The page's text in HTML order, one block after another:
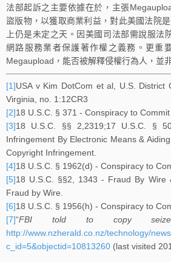
法部起訴之主要依據在於，主張
盜版物，以獲取商業利益，對此美國法院
上仍是未定之天。因美國司法部需說服法
網路服務業者保護著作權之義務。更重
Megaupload，能否被解釋侵權行為人，並
[1]USA v Kim DotCom et al, U.S. District
Virginia, no. 1:12CR3
[2]18 U.S.C. § 371 - Conspiracy to
[3]18 U.S.C. §§ 2,2319;17 U.S.C. §
Infringement By Electronic Means &
Copyright Infringement.
[4]18 U.S.C. § 1962(d) - Conspiracy to
[5]18 U.S.C. §§2, 1343 - Fraud By Wire
Fraud by Wire.
[6]18 U.S.C. § 1956(h) - Conspiracy to
[7]“FBI told to copy
http://www.nzherald.co.nz/technology/
c_id=5&objectid=10813260 (last visited